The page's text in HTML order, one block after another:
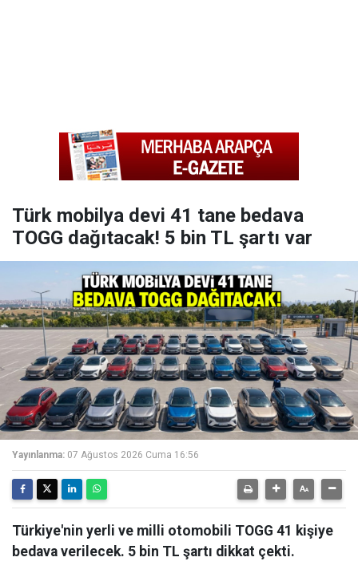
Türk mobilya devi 41 tane bedava
TOGG dağıtacak! 5 bin TL şartı var
Yayınlanma: 07 Ağustos 2026 Cuma 16:56
Türkiye'nin yerli ve milli otomobili TOGG 41 kişiye
bedava verilecek. 5 bin TL şartı dikkat çekti.